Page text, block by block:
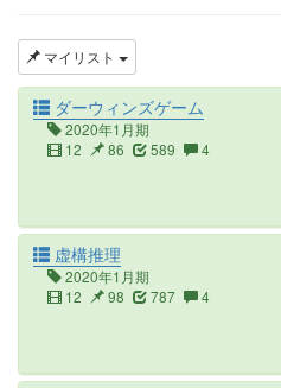
マイリスト
ダーウィンズゲーム
2020年1月期
12
86 589 4
虚構推理
2020年1月期
12
98 787 4